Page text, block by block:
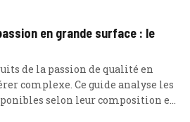
en grande surface : le
de la passion de qualité en
complexe. Ce guide analyse les
selon leur composition et